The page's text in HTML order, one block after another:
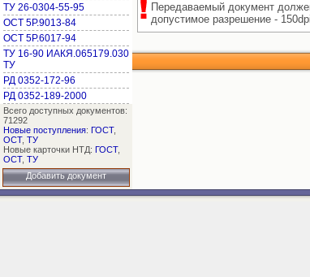
ТУ 26-0304-55-95
ОСТ 5Р.9013-84
ОСТ 5Р.6017-94
ТУ 16-90 ИАКЯ.065179.030
ТУ
РД 0352-172-96
РД 0352-189-2000
Всего доступных документов:
71292
Новые поступления: ГОСТ,
ОСТ, ТУ
Новые карточки НТД: ГОСТ,
ОСТ, ТУ
Добавить документ
Передаваемый документ
допустимое разрешение -